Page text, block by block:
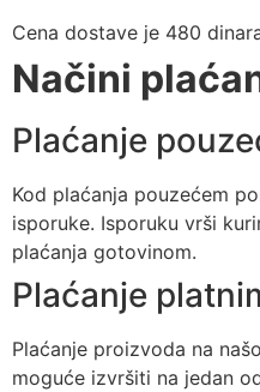
Cena dostave je 480
Načini
Plaćanje
Kod plaćanja pouzećem
isporuke. Isporuku vrši
plaćanja gotovinom.
Plaćanje
Plaćanje proizvoda na
moguće izvršiti na jedan